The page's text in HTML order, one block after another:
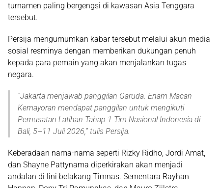
turnamen paling bergengsi di kawasan Asia Tenggara
tersebut.
Persija mengumumkan kabar tersebut melalui akun media
sosial resminya dengan memberikan dukungan penuh
kepada para pemain yang akan menjalankan tugas
negara.
“Jakarta menjawab panggilan Garuda. Enam Macan
Kemayoran mendapat panggilan untuk mengikuti
Pemusatan Latihan Tahap 1 Tim Nasional Indonesia di
Bali, 5–11 Juli 2026 ,” tulis Persija.
Keberadaan nama-nama seperti Rizky Ridho, Jordi Amat,
dan Shayne Pattynama diperkirakan akan menjadi
andalan di lini belakang Timnas. Sementara Rayhan